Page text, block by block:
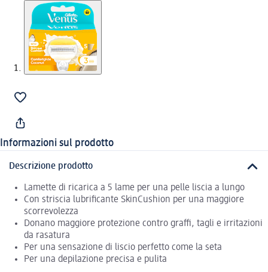
Informazioni sul prodotto
Descrizione prodotto
Lamette di ricarica a 5 lame per una pelle liscia a lungo
Con striscia lubrificante SkinCushion per una maggiore
scorrevolezza
Donano maggiore protezione contro graffi, tagli e irritazioni
da rasatura
Per una sensazione di liscio perfetto come la seta
Per una depilazione precisa e pulita